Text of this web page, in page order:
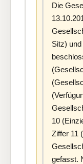
Die
Sitz)
10
Ziffer 11
gefasst.